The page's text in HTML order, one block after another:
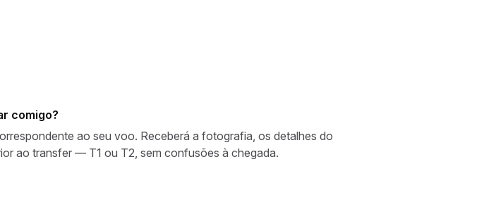
comigo?
ao seu voo. Receberá a fotografia, os detalhes do
ao transfer — T1 ou T2, sem confusões à chegada.